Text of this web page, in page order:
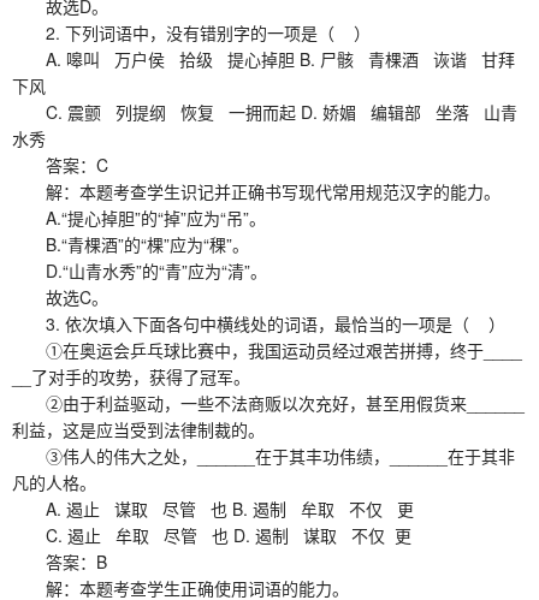
故选D。
2. 下列词语中，没有错别字的一项是（ ）
A. 嗥叫 万户侯 拾级 提心掉胆 B. 尸骸 青棵酒 诙谐 甘拜
下风
C. 震颤 列提纲 恢复 一拥而起 D. 娇媚 编辑部 坐落 山青
水秀
答案：C
解：本题考查学生识记并正确书写现代常用规范汉字的能力。
A.“提心掉胆”的“掉”应为“吊”。
B.“青棵酒”的“棵”应为“稞”。
D.“山青水秀”的“青”应为“清”。
故选C。
3. 依次填入下面各句中横线处的词语，最恰当的一项是（ ）
①在奥运会乒乓球比赛中，我国运动员经过艰苦拼搏，终于____
__了对手的攻势，获得了冠军。
②由于利益驱动，一些不法商贩以次充好，甚至用假货来______
利益，这是应当受到法律制裁的。
③伟人的伟大之处，______在于其丰功伟绩，______在于其非
凡的人格。
A. 遏止 谋取 尽管 也 B. 遏制 牟取 不仅 更
C. 遏止 牟取 尽管 也 D. 遏制 谋取 不仅 更
答案：B
解：本题考查学生正确使用词语的能力。